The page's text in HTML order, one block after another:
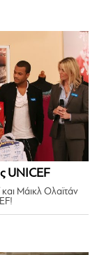
UNICEF
Μάικλ Ολαϊτάν